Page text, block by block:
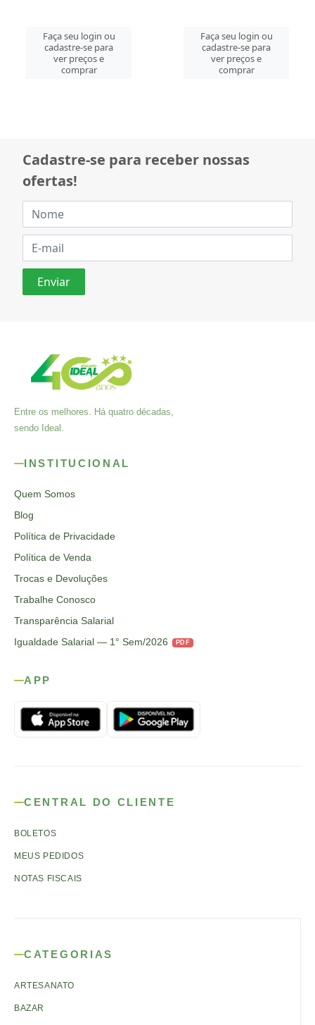
Faça seu login ou
cadastre-se para
ver preços e
comprar
Faça seu login ou
cadastre-se para
ver preços e
comprar
Cadastre-se para receber nossas
ofertas!
Entre os melhores. Há quatro décadas,
sendo Ideal.
INSTITUCIONAL
Quem Somos
Blog
Política de Privacidade
Política de Venda
Trocas e Devoluções
Trabalhe Conosco
Transparência Salarial
Igualdade Salarial — 1° Sem/2026
PDF
APP
CENTRAL DO CLIENTE
BOLETOS
MEUS PEDIDOS
NOTAS FISCAIS
CATEGORIAS
ARTESANATO
BAZAR